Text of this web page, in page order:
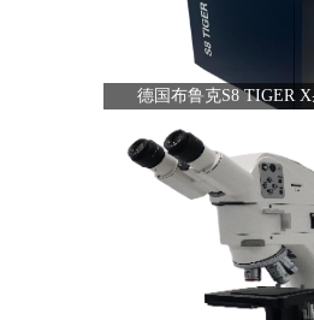
德国布鲁克S8 TIGER